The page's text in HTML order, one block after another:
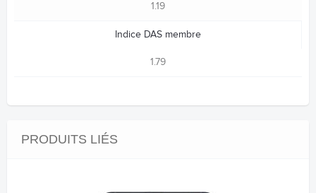
1.19
Indice DAS membre
1.79
PRODUITS LIÉS